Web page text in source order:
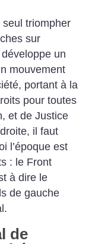
seul triompher
sur
un
mouvement
portant à la
pour toutes
et de Justice
il faut
l’époque est
: le Front
à dire le
de gauche
de